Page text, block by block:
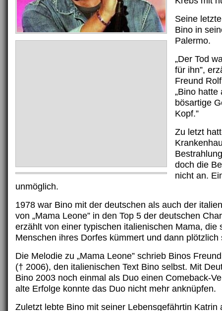
Seine
Bino in
Palermo.
„Der Tod
für ihn”,
Freund
„Bino hatte
bösartige
Kopf.”
Zu letzt
doch die
nicht an.
unmöglich.
1978 war Bino mit der deutschen als auch der
von „Mama Leone” in den Top 5 der deutschen
erzählt von einer typischen italienischen Mama, die
Menschen ihres Dorfes kümmert und dann plötzlich
Die Melodie zu „Mama Leone” schrieb Binos
(† 2006), den italienischen Text Bino selbst. Mit
Bino 2003 noch einmal als Duo einen Comeback-
alte Erfolge konnte das Duo nicht mehr anknüpfen.
Zuletzt lebte Bino mit seiner Lebensgefährtin Katrin